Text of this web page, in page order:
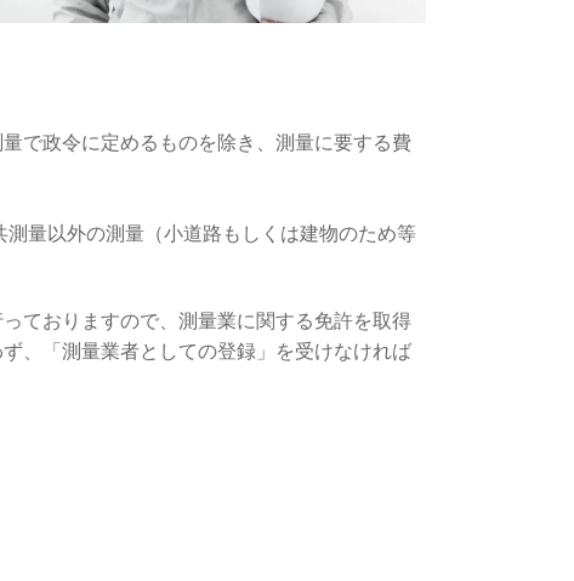
で政令に定めるものを除き、測量に要する費
量以外の測量（小道路もしくは建物のため等
ておりますので、測量業に関する免許を取得
、「測量業者としての登録」を受けなければ